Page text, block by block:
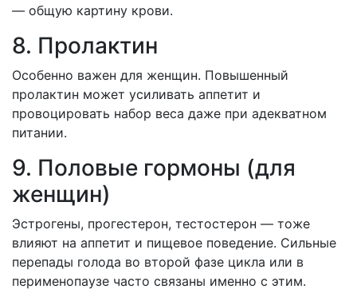
— общую картину крови.
8. Пролактин
Особенно важен для женщин. Повышенный
пролактин может усиливать аппетит и
провоцировать набор веса даже при адекватном
питании.
9. Половые гормоны (для
женщин)
Эстрогены, прогестерон, тестостерон — тоже
влияют на аппетит и пищевое поведение. Сильные
перепады голода во второй фазе цикла или в
перименопаузе часто связаны именно с этим.